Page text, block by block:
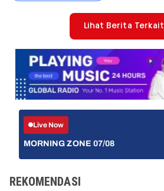
Lihat Berita Terkait
Live Now
MORNING ZONE 07/08